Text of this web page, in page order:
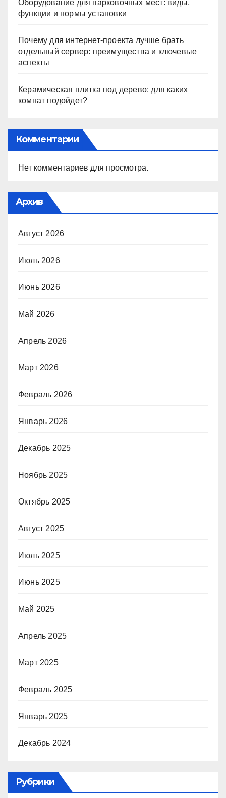
Оборудование для парковочных мест: виды,
функции и нормы установки
Почему для интернет-проекта лучше брать
отдельный сервер: преимущества и ключевые
аспекты
Керамическая плитка под дерево: для каких
комнат подойдет?
Комментарии
Нет комментариев для просмотра.
Архив
Август 2026
Июль 2026
Июнь 2026
Май 2026
Апрель 2026
Март 2026
Февраль 2026
Январь 2026
Декабрь 2025
Ноябрь 2025
Октябрь 2025
Август 2025
Июль 2025
Июнь 2025
Май 2025
Апрель 2025
Март 2025
Февраль 2025
Январь 2025
Декабрь 2024
Рубрики